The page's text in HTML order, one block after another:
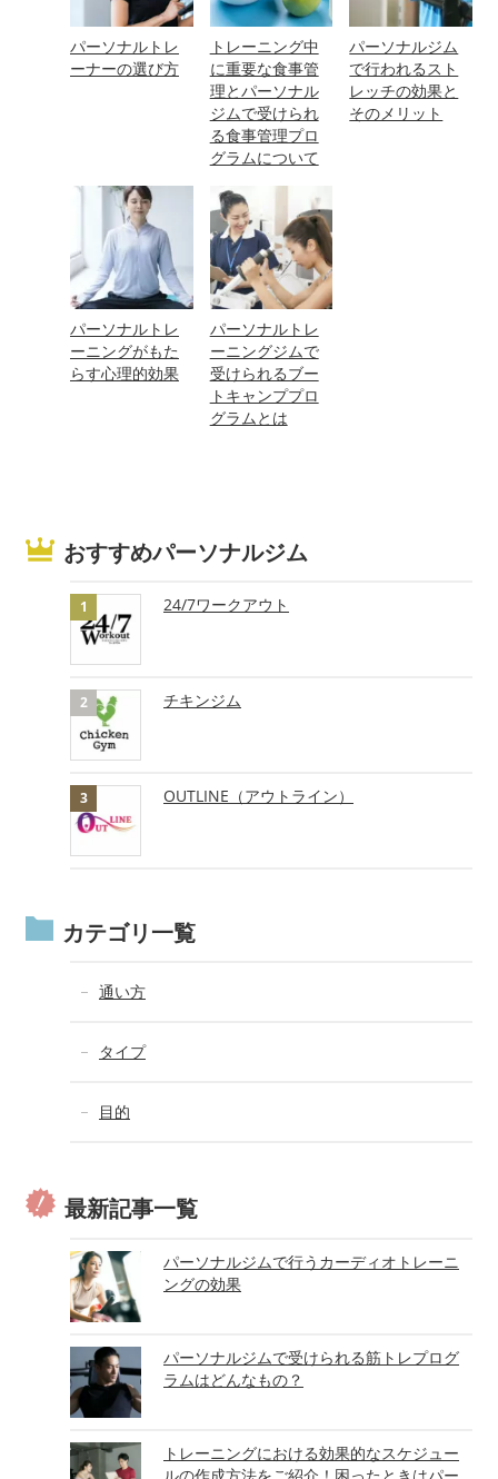
パーソナルトレ
ーナーの選び方
トレーニング中
に重要な食事管
理とパーソナル
ジムで受けられ
る食事管理プロ
グラムについて
パーソナルジム
で行われるスト
レッチの効果と
そのメリット
パーソナルトレ
ーニングがもた
らす心理的効果
パーソナルトレ
ーニングジムで
受けられるブー
トキャンププロ
グラムとは
おすすめパーソナルジム
24/7ワークアウト
チキンジム
OUTLINE（アウトライン）
カテゴリ一覧
通い方
タイプ
目的
最新記事一覧
パーソナルジムで行うカーディオトレーニ
ングの効果
パーソナルジムで受けられる筋トレプログ
ラムはどんなもの？
トレーニングにおける効果的なスケジュー
ルの作成方法をご紹介！困ったときはパー